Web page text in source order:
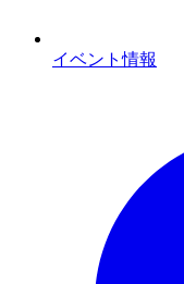
イベント情報